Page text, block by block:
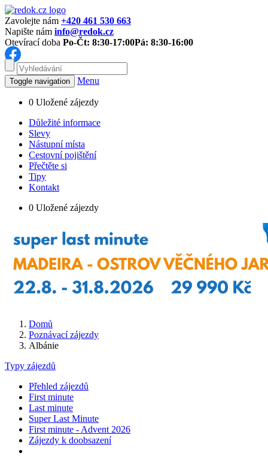
Zavolejte nám +420 461 530 663
Napište nám info@redok.cz
Otevírací doba Po-Čt: 8:30-17:00Pá: 8:30-16:00
Toggle navigation Menu
0 Uložené zájezdy
Důležité informace
Slevy
Nástupní místa
Cestovní pojištění
Přečtěte si
Tipy
Kontakt
0 Uložené zájezdy
Domů
Poznávací zájezdy
Albánie
Typy zájezdů
Přehled zájezdů
First minute
Last minute
Super Last Minute
First minute - Advent 2026
Zájezdy k doobsazení